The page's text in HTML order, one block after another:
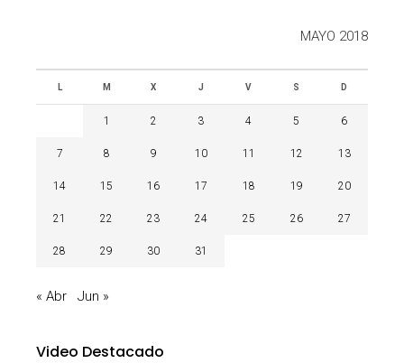
MAYO 2018
L M X J V S D
1 2 3 4 5 6
7 8 9 10 11 12 13
14 15 16 17 18 19 20
21 22 23 24 25 26 27
28 29 30 31
« Abr Jun »
Video Destacado